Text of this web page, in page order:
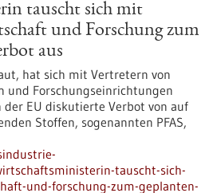
tauscht sich mit
und Forschung zum
aus
hat sich mit Vertretern von
und Forschungseinrichtungen
EU diskutierte Verbot von auf
Stoffen, sogenannten PFAS,
tauscht-sich-
und-forschung-zum-geplanten-